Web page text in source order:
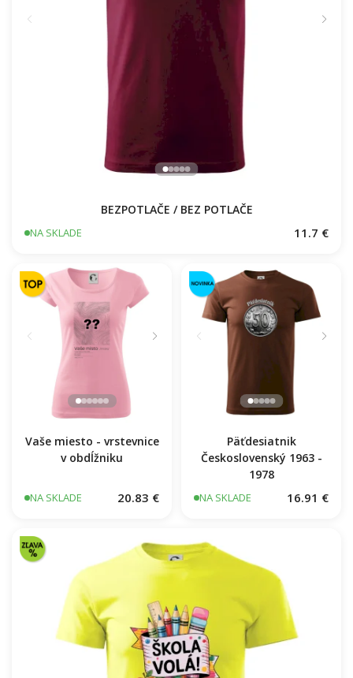
BEZPOTLAČE / BEZ POTLAČE
NA SKLADE 11.7 €
Vaše miesto - vrstevnice
v obdĺžniku
NA SKLADE 20.83 €
Päťdesiatnik
Československý 1963 -
1978
NA SKLADE 16.91 €